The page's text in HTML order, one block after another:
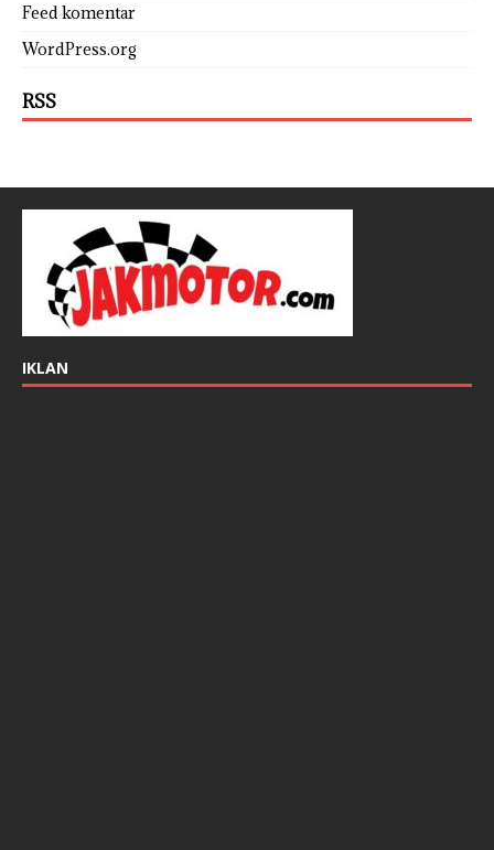
Feed komentar
WordPress.org
RSS
IKLAN